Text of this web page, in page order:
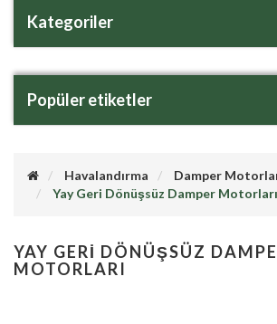
Kategoriler
Popüler etiketler
Havalandırma
Damper
Yay Geri Dönüşsüz Damper Motorları
YAY GERI DÖNÜŞSÜZ
MOTORLARI